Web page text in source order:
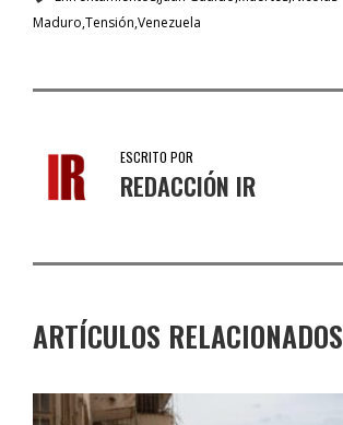
Maduro Tensión Venezuela
ESCRITO POR
REDACCIÓN IR
ARTÍCULOS RELACIONADOS